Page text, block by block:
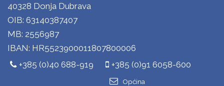
40328 Donja Dubrava
OIB: 63140387407
MB: 2556987
IBAN: HR5523900011807800006
+385 (0)40 688-919
+385 (0)91 6058-600
Općina